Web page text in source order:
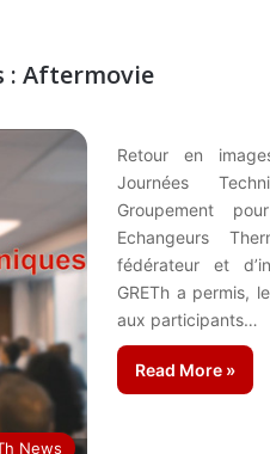
: Aftermovie
News
Retour en
Journées
Groupement
Echangeurs
fédérateur et
GRETh a permis,
aux participants…
Read More »